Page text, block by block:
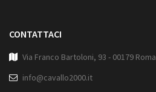
CONTATTACI
Via Franco Bartoloni, 93 - 00179 Roma
info@cavallo2000.it